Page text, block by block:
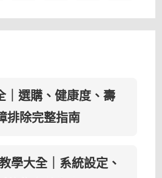
｜選購、健康度、壽
排除完整指南
學大全｜系統設定、